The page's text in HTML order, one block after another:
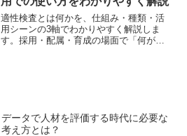
適性検査とは何かを、仕組み・種類・活
用シーンの3軸でわかりやすく解説しま
す。採用・配属・育成の場面で「何がわ
データで人材を評価する時代に必要な
考え方とは？